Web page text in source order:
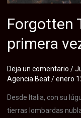
Forgotten
primera
Deja un comentario /
Agencia Beat/enero
Desde Italia, con su
tierras lombardas